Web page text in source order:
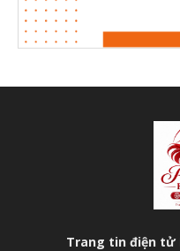
Trang tin điện tử